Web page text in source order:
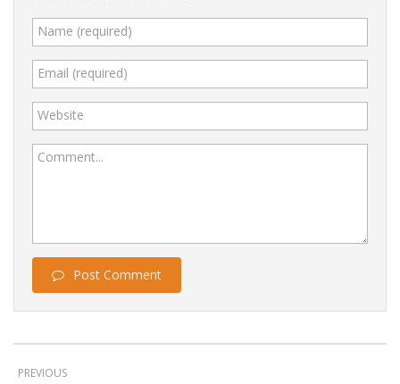
Name (required)
Email (required)
Website
Comment...
Post Comment
PREVIOUS